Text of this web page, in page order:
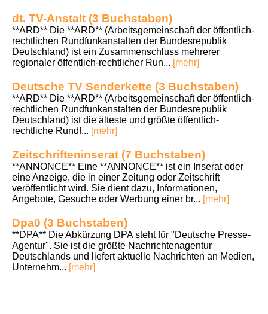
dt. TV-Anstalt (3 Buchstaben)
**ARD** Die **ARD** (Arbeitsgemeinschaft der öffentlich-
rechtlichen Rundfunkanstalten der Bundesrepublik
Deutschland) ist ein Zusammenschluss mehrerer
regionaler öffentlich-rechtlicher Run... [mehr]
Deutsche TV Senderkette (3 Buchstaben)
**ARD** Die **ARD** (Arbeitsgemeinschaft der öffentlich-
rechtlichen Rundfunkanstalten der Bundesrepublik
Deutschland) ist die älteste und größte öffentlich-
rechtliche Rundf... [mehr]
Zeitschrifteninserat (7 Buchstaben)
**ANNONCE** Eine **ANNONCE** ist ein Inserat oder
eine Anzeige, die in einer Zeitung oder Zeitschrift
veröffentlicht wird. Sie dient dazu, Informationen,
Angebote, Gesuche oder Werbung einer br... [mehr]
Dpa0 (3 Buchstaben)
**DPA** Die Abkürzung DPA steht für "Deutsche Presse-
Agentur". Sie ist die größte Nachrichtenagentur
Deutschlands und liefert aktuelle Nachrichten an Medien,
Unternehm... [mehr]